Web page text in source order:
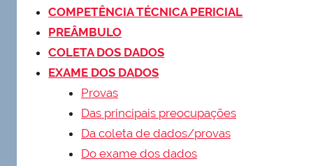
COMPETÊNCIA TÉCNICA PERICIAL
PREÂMBULO
COLETA DOS DADOS
EXAME DOS DADOS
Provas
Das principais preocupações
Da coleta de dados/provas
Do exame dos dados